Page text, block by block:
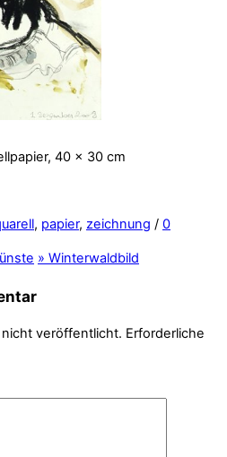
40 x 30 cm
, papier, zeichnung / 0
» Winterwaldbild
veröffentlicht. Erforderliche